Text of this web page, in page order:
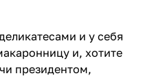
и у себя
и, хотите
президентом,